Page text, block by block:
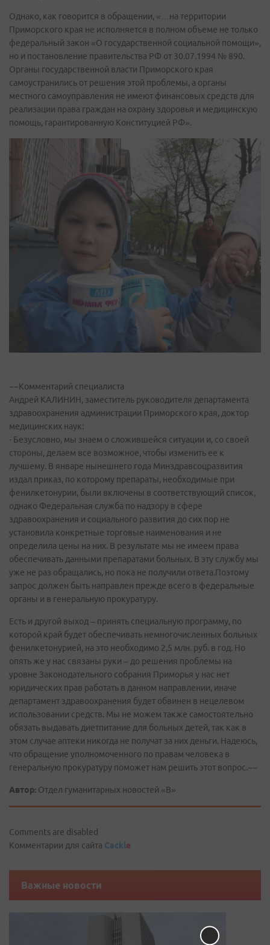
Однако, как говорится в обращении, «…на территории
Приморского края не исполняется в полном объеме не только
федеральный закон «О государственной социальной помощи»,
но и постановление правительства РФ от 30.07.1994 № 890.
Органы государственной власти Приморского края
самоустранились от решения этой проблемы, а органы
местного самоуправления не имеют финансовых средств для
реализации права граждан на охрану здоровья и медицинскую
помощь, гарантированную Конституцией РФ».
~~Комментарий специалиста
Андрей КАЛИНИН, заместитель руководителя департамента
здравоохранения администрации Приморского края, доктор
медицинских наук:
- Безусловно, мы знаем о сложившейся ситуации и, со своей
стороны, делаем все возможное, чтобы изменить ее к
лучшему. В январе нынешнего года Минздравсоцразвития
издал приказ, по которому препараты, необходимые при
фенилкетонурии, были включены в соответствующий список,
однако Федеральная служба по надзору в сфере
здравоохранения и социального развития до сих пор не
установила конкретные торговые наименования и не
определила цены на них. В результате мы не имеем права
обеспечивать данными препаратами больных. В эту службу мы
уже не раз обращались, но пока не получили ответа.Поэтому
запрос должен быть направлен прежде всего в федеральные
органы и в генеральную прокуратуру.
Есть и другой выход – принять специальную программу, по
которой край будет обеспечивать немногочисленных больных
фенилкетонурией, на это необходимо 2,5 млн. руб. в год. Но
опять же у нас связаны руки – до решения проблемы на
уровне Законодательного собрания Приморья у нас нет
юридических прав работать в данном направлении, иначе
департамент здравоохранения будет обвинен в нецелевом
использовании средств. Мы не можем также самостоятельно
обязать выдавать диетпитание для больных детей, так как в
этом случае аптеки никогда не получат за них деньги. Надеюсь,
что обращение уполномоченного по правам человека в
генеральную прокуратуру поможет нам решить этот вопрос.~~
Автор: Отдел гуманитарных новостей «В»
Comments are disabled
Комментарии для сайта Cackle
Важные новости